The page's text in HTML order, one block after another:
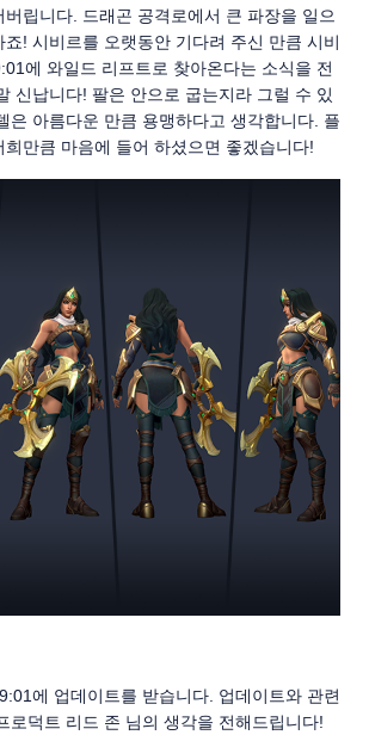
버립니다. 드래곤 공격로에서 큰 파장을 일으
! 시비르를 오랫동안 기다려 주신 만큼 시비
에 와일드 리프트로 찾아온다는 소식을 전
신납니다! 팔은 안으로 굽는지라 그럴 수 있
은 아름다운 만큼 용맹하다고 생각합니다. 플
만큼 마음에 들어 하셨으면 좋겠습니다!
에 업데이트를 받습니다. 업데이트와 관련
로덕트 리드 존 님의 생각을 전해드립니다!